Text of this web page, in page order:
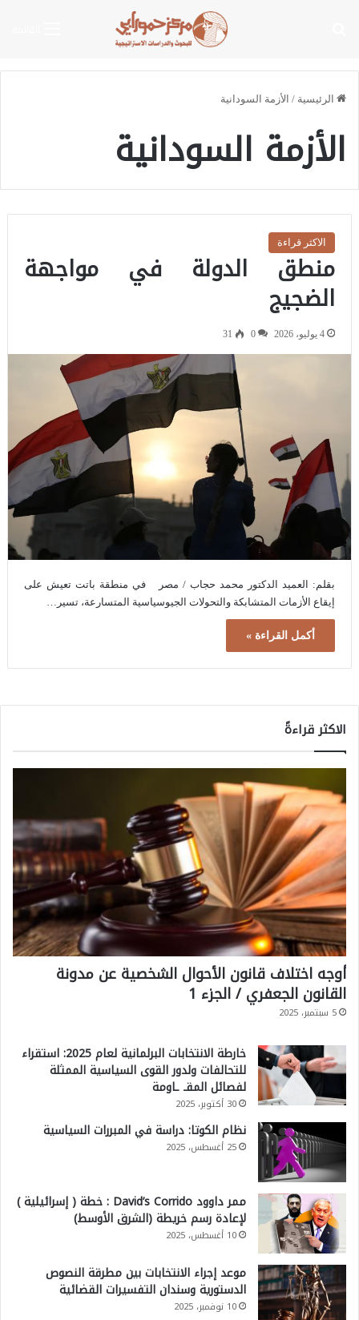
الرئيسية / الأزمة السودانية
الأزمة السودانية
الاكثر قراءة
منطق الدولة في مواجهة
الضجيج
4 يوليو، 2026 0
31
بقلم: العميد الدكتور محمد حجاب / مصر في منطقة باتت تعيش على
إيقاع الأزمات المتشابكة والتحولات الجيوسياسية المتسارعة، تسير…
أكمل القراءة »
الاكثر قراءةً
أوجه اختلاف قانون الأحوال الشخصية عن مدونة
القانون الجعفري / الجزء 1
5 سبتمبر، 2025
خارطة الانتخابات البرلمانية لعام 2025: استقراء
للتحالفات ولدور القوى السياسية الممثلة
لفصائل المقـ ـاومة
30 أكتوبر، 2025
نظام الكوتا: دراسة في المبررات السياسية
25 أغسطس، 2025
ممر داوود David’s Corrido : خطة ( إسرائيلية )
لإعادة رسم خريطة (الشرق الأوسط)
10 أغسطس، 2025
موعد إجراء الانتخابات بين مطرقة النصوص
الدستورية وسندان التفسيرات القضائية
10 نوفمبر، 2025